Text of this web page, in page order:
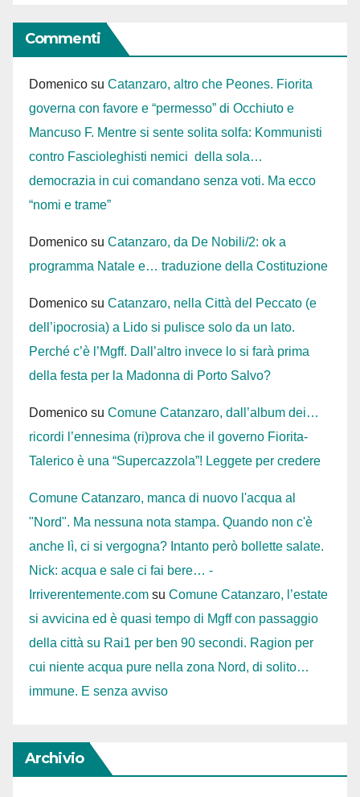
Commenti
Domenico su Catanzaro, altro che Peones. Fiorita
governa con favore e “permesso” di Occhiuto e
Mancuso F. Mentre si sente solita solfa: Kommunisti
contro Fascioleghisti nemici della sola…
democrazia in cui comandano senza voti. Ma ecco
“nomi e trame”
Domenico su Catanzaro, da De Nobili/2: ok a
programma Natale e… traduzione della Costituzione
Domenico su Catanzaro, nella Città del Peccato (e
dell’ipocrosia) a Lido si pulisce solo da un lato.
Perché c’è l’Mgff. Dall’altro invece lo si farà prima
della festa per la Madonna di Porto Salvo?
Domenico su Comune Catanzaro, dall’album dei…
ricordi l’ennesima (ri)prova che il governo Fiorita-
Talerico è una “Supercazzola”! Leggete per credere
Comune Catanzaro, manca di nuovo l'acqua al
"Nord". Ma nessuna nota stampa. Quando non c'è
anche lì, ci si vergogna? Intanto però bollette salate.
Nick: acqua e sale ci fai bere… -
Irriverentemente.com su Comune Catanzaro, l’estate
si avvicina ed è quasi tempo di Mgff con passaggio
della città su Rai1 per ben 90 secondi. Ragion per
cui niente acqua pure nella zona Nord, di solito…
immune. E senza avviso
Archivio